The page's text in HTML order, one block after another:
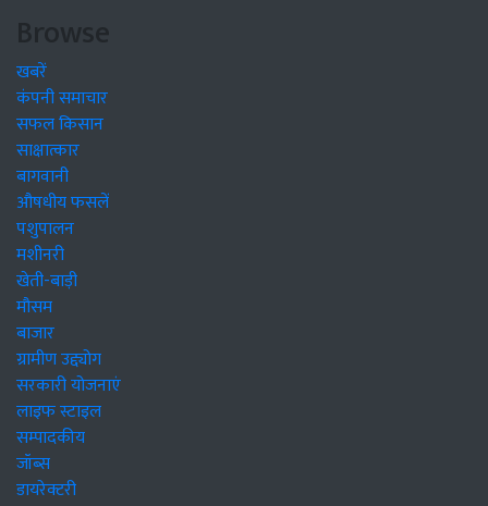
Browse
खबरें
कंपनी समाचार
सफल किसान
साक्षात्कार
बागवानी
औषधीय फसलें
पशुपालन
मशीनरी
खेती-बाड़ी
मौसम
बाजार
ग्रामीण उद्द्योग
सरकारी योजनाएं
लाइफ स्टाइल
सम्पादकीय
जॉब्स
डायरेक्टरी